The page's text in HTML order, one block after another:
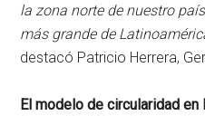
la zona norte de nuestro
más grande de
destacó Patricio Herrera,
El modelo de circularidad